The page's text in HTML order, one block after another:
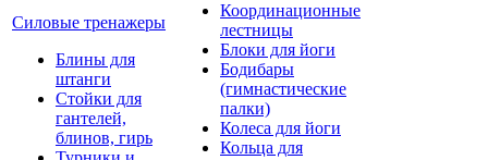
Силовые тренажеры
Блины для
штанги
Стойки для
гантелей,
блинов, гирь
Координационные
лестницы
Блоки для йоги
Бодибары
(гимнастические
палки)
Колеса для йоги
Кольца для